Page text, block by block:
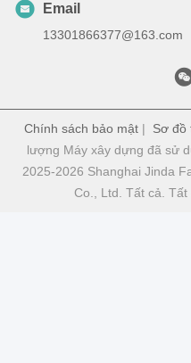
Email
13301866377@163.com
Chính sách bảo mật | Sơ đồ
lượng Máy xây dựng đã sử
2025-2026 Shanghai Jinda
Co., Ltd. Tất cả.